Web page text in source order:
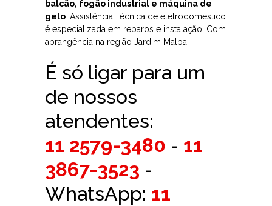
balcão, fogão industrial e máquina de
gelo. Assistência Técnica de eletrodoméstico
é especializada em reparos e instalação. Com
abrangência na região Jardim Malba.
É só ligar para um
de nossos
atendentes:
11 2579-3480 - 11
3867-3523 -
WhatsApp: 11